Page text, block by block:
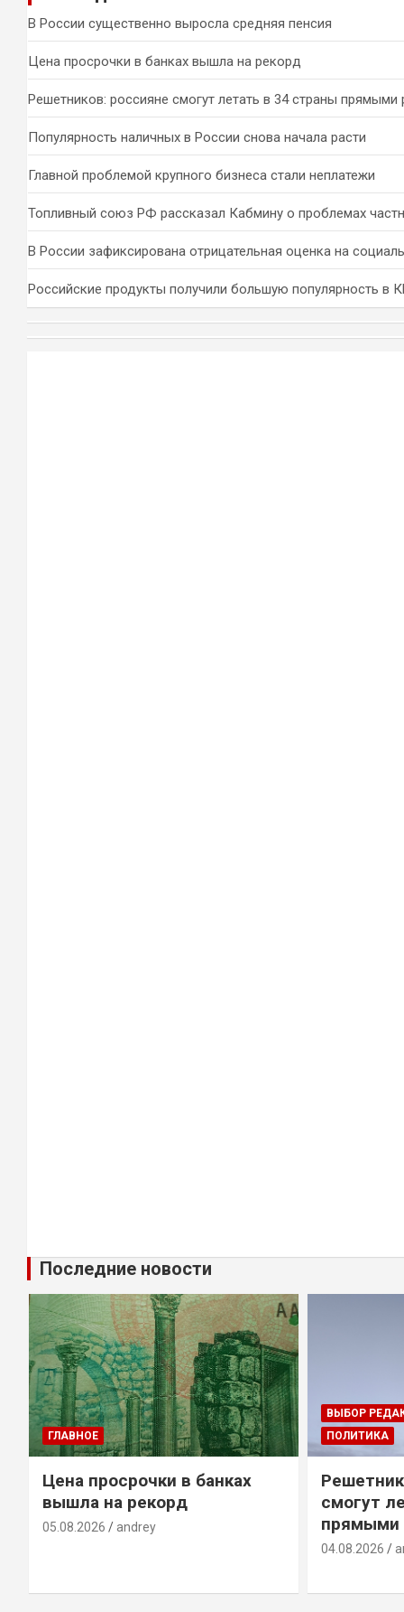
В России существенно выросла средняя пенсия
Цена просрочки в банках вышла на рекорд
Решетников: россияне смогут летать в 34 страны прямыми
Популярность наличных в России снова начала расти
Главной проблемой крупного бизнеса стали неплатежи
Топливный союз РФ рассказал Кабмину о проблемах
В России зафиксирована отрицательная оценка на
Российские продукты получили большую популярность в
Последние новости
ГЛАВНОЕ
Цена просрочки в банках
вышла на рекорд
05.08.2026 andrey
ВЫБОР
ПОЛИТИКА
смогут
прямыми
04.08.2026